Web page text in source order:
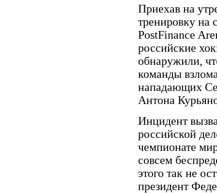
Приехав на
тренировку на
PostFinance
российские
обнаружили,
команды
нападающих
Антона
Инцидент
российской
чемпионате
совсем
этого так не
президент